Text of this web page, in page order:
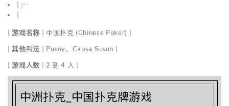
| :--
|游戏名称 | 中国扑克 (Chinese Poker) |
|其他叫法 | Pusoy、Capsa Susun |
|游戏人数 | 2 到 4 人 |